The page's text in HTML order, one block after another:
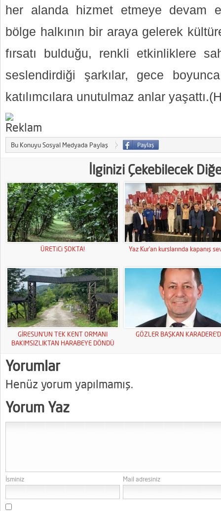
her alanda hizmet etmeye devam
bölge halkının bir araya gelerek
fırsatı bulduğu, renkli etkinliklere
seslendirdiği şarkılar, gece
katılımcılara unutulmaz anlar
Bu Konuyu Sosyal Medyada Paylaş
İlginizi Çekebilecek
ÜRETiCi ŞOKTA! Yaz Kur’an kurslarında kapanış
GİRESUN’UN TEK KENT ORMANI
BAKIMSIZLIKTAN HARABEYE DÖNDÜ
GÖZLER BAŞKAN
Yorumlar
Henüz yorum yapılmamış.
Yorum Yaz
İsminiz Mail adresiniz